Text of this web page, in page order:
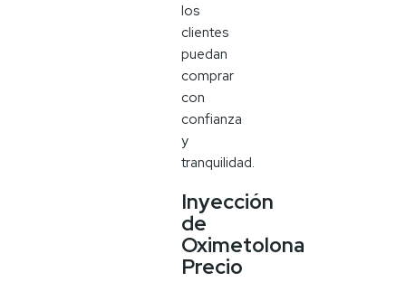
los
clientes
puedan
comprar
con
confianza
y
tranquilidad.
Inyección
de
Oximetolona
Precio